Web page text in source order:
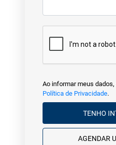
Ao informar meus
Política de Privacidade.